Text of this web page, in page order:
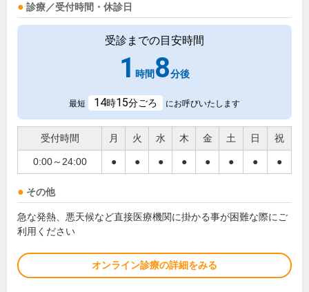
診療／受付時間・休診日
受診までの目安時間
1 時間 8分後
最短 14時15分ごろ にお呼びいたします
受付時間 月 火 水 木 金 土 日 祝
0:00～24:00 ● ● ● ● ● ● ● ●
その他
急な発熱、悪天候など直接医療機関に掛かる事が困難な際にご
利用ください
オンライン診療の詳細をみる